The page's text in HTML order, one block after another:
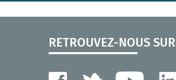
RETROUVEZ-NOUS SUR